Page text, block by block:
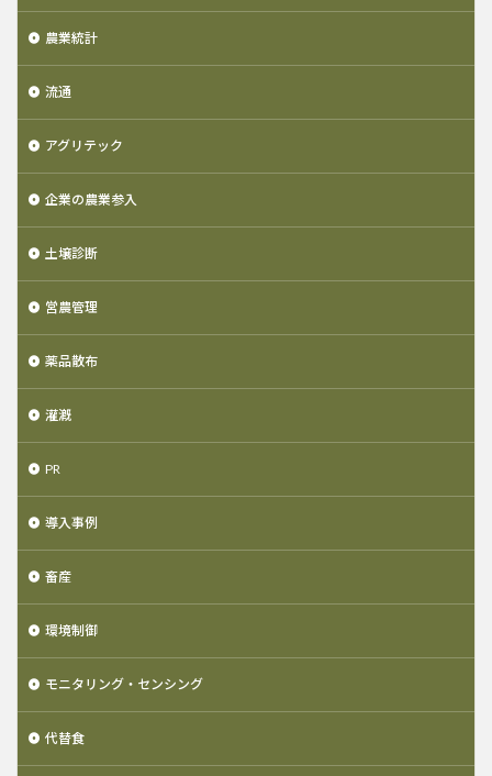
農業統計
流通
アグリテック
企業の農業参入
土壌診断
営農管理
薬品散布
灌漑
PR
導入事例
畜産
環境制御
モニタリング・センシング
代替食